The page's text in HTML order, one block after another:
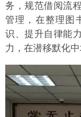
务，规范借阅流
管理，在整理图
识、提升自律能
力，在潜移默化